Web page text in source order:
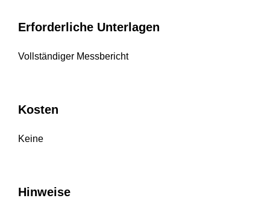
Erforderliche Unterlagen
Vollständiger Messbericht
Kosten
Keine
Hinweise